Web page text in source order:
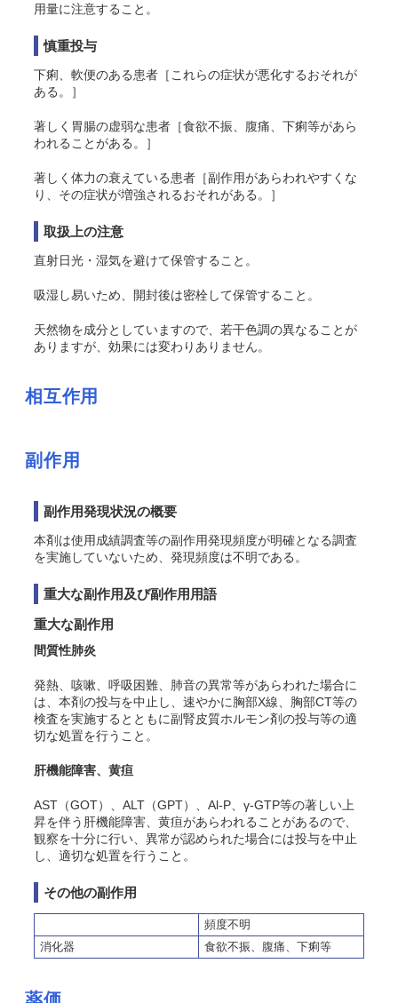
用量に注意すること。
慎重投与
下痢、軟便のある患者［これらの症状が悪化するおそれが
ある。］
著しく胃腸の虚弱な患者［食欲不振、腹痛、下痢等があら
われることがある。］
著しく体力の衰えている患者［副作用があらわれやすくな
り、その症状が増強されるおそれがある。］
取扱上の注意
直射日光・湿気を避けて保管すること。
吸湿し易いため、開封後は密栓して保管すること。
天然物を成分としていますので、若干色調の異なることが
ありますが、効果には変わりありません。
相互作用
副作用
副作用発現状況の概要
本剤は使用成績調査等の副作用発現頻度が明確となる調査
を実施していないため、発現頻度は不明である。
重大な副作用及び副作用用語
重大な副作用
間質性肺炎
発熱、咳嗽、呼吸困難、肺音の異常等があらわれた場合に
は、本剤の投与を中止し、速やかに胸部X線、胸部CT等の
検査を実施するとともに副腎皮質ホルモン剤の投与等の適
切な処置を行うこと。
肝機能障害、黄疸
AST（GOT）、ALT（GPT）、Al-P、γ-GTP等の著しい上
昇を伴う肝機能障害、黄疸があらわれることがあるので、
観察を十分に行い、異常が認められた場合には投与を中止
し、適切な処置を行うこと。
その他の副作用
頻度不明
消化器
食欲不振、腹痛、下痢等